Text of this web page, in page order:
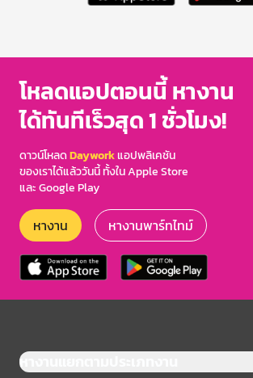
โหลดแอปตอนนี้ หางาน
ได้ทันทีเร็วสุด 1 ชั่วโมง!
ดาวน์โหลดDayworkแอปพลิเคชัน
ของเราได้แล้ววันนี้ ทั้งใน Apple Store
และ Google Play
หางาน หางานพาร์ทไทม์
หางานแยกตามประเภทงาน